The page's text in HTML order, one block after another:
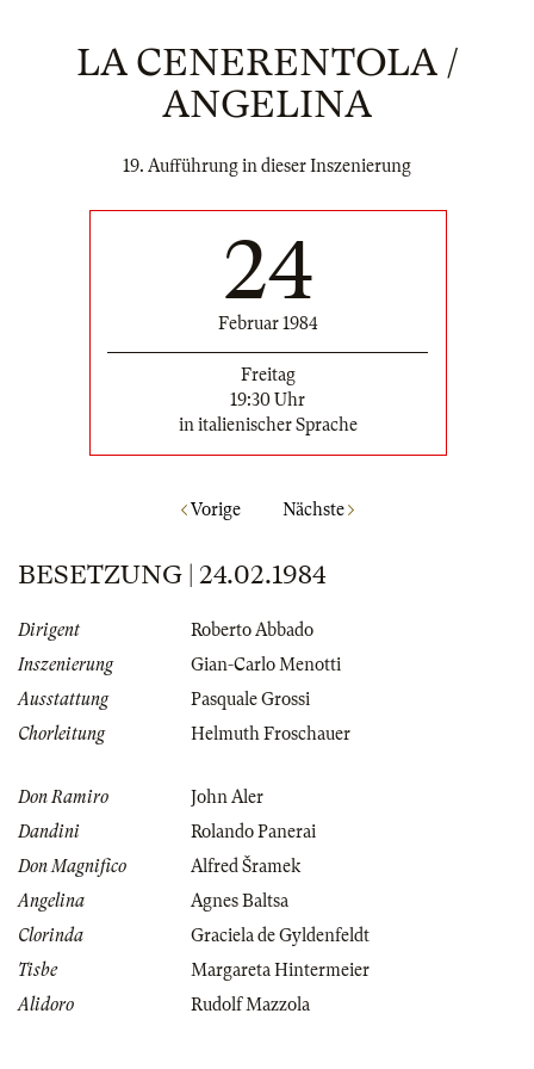
LA CENERENTOLA /
ANGELINA
19. Aufführung in dieser Inszenierung
24
Februar 1984
Freitag
19:30 Uhr
in italienischer Sprache
Vorige Nächste
BESETZUNG | 24.02.1984
Dirigent
Roberto Abbado
Inszenierung
Gian-Carlo Menotti
Ausstattung
Pasquale Grossi
Chorleitung
Helmuth Froschauer
Don Ramiro
John Aler
Dandini
Rolando Panerai
Don Magnifico
Alfred Šramek
Angelina
Agnes Baltsa
Clorinda
Graciela de Gyldenfeldt
Tisbe
Margareta Hintermeier
Alidoro
Rudolf Mazzola